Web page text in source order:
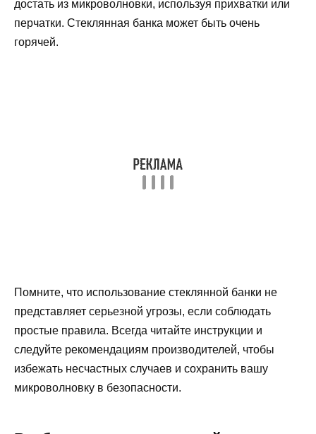
достать из микроволновки, используя прихватки или
перчатки. Стеклянная банка может быть очень
горячей.
Помните, что использование стеклянной банки не
представляет серьезной угрозы, если соблюдать
простые правила. Всегда читайте инструкции и
следуйте рекомендациям производителей, чтобы
избежать несчастных случаев и сохранить вашу
микроволновку в безопасности.